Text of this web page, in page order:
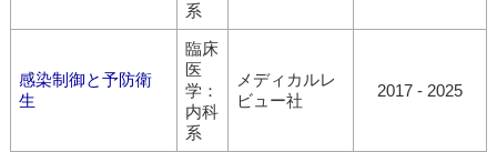
系
感染制御と予防衛
生
臨床
医
学：
内科
系
メディカルレ
ビュー社
2017 - 2025